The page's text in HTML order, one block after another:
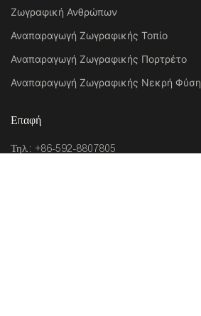
Ζωγραφική Ανθρώπων
Αναπαραγωγή Ζωγραφικής Τοπίο
Αναπαραγωγή Ζωγραφικής Πορτρέτο
Αναπαραγωγή Ζωγραφικής Νεκρή Φύση
Επαφή
Τηλ.: +86-592-8807805